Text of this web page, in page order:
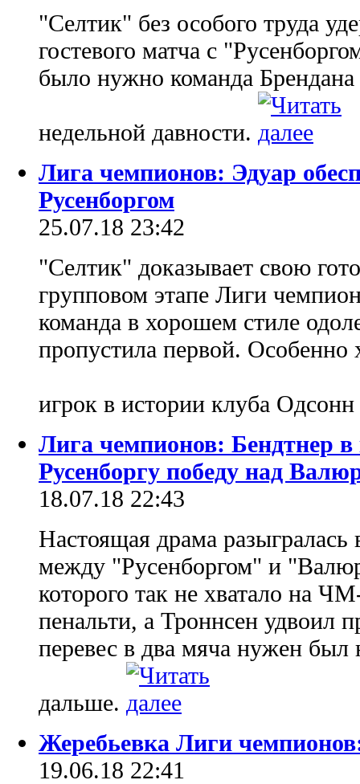
"Селтик" без особого труда
гостевого матча с
было нужно команда
недельной давности.
Лига чемпионов: Эдуар
Русенборгом
25.07.18 23:42
"Селтик" доказывает свою
групповом этапе Лиги
команда в хорошем стиле
пропустила первой.
игрок в истории клуба
Лига чемпионов: Бендтнер в
Русенборгу победу над
18.07.18 22:43
Настоящая драма
между "Русенборгом" и
которого так не хватало на
пенальти, а Троннсен удвоил
перевес в два мяча нужен
дальше.
Жеребьевка Лиги
19.06.18 22:41